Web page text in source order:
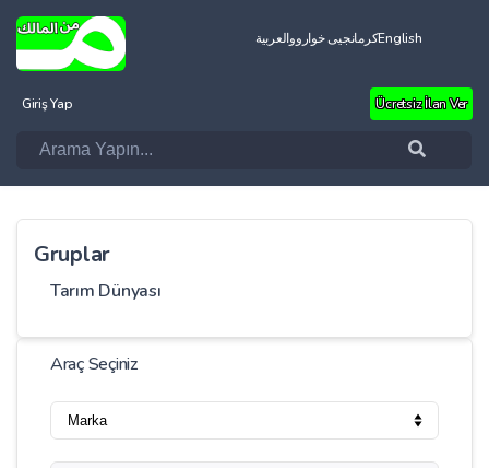
العربيةکرمانجیی خوارووEnglish
Giriş Yap Ücretsiz İlan Ver
Gruplar
Tarım Dünyası
Araç Seçiniz